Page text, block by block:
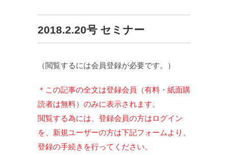
2018.2.20号 セミナー
（閲覧するには会員登録が必要です。）
＊この記事の全文は登録会員（有料・紙面購
読者は無料）のみに表示されます。
閲覧する為には、登録会員の方はログイン
を、新規ユーザーの方は下記フォームより、
登録の手続きを行ってください。